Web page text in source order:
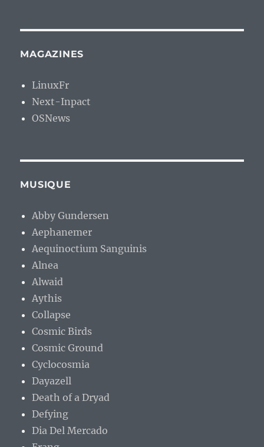
MAGAZINES
LinuxFr
Next-Inpact
OSNews
MUSIQUE
Abby Gundersen
Aephanemer
Aequinoctium Sanguinis
Alnea
Alwaid
Aythis
Collapse
Cosmic Birds
Cosmic Ground
Cyclocosmia
Dayazell
Death of a Dryad
Defying
Dia Del Mercado